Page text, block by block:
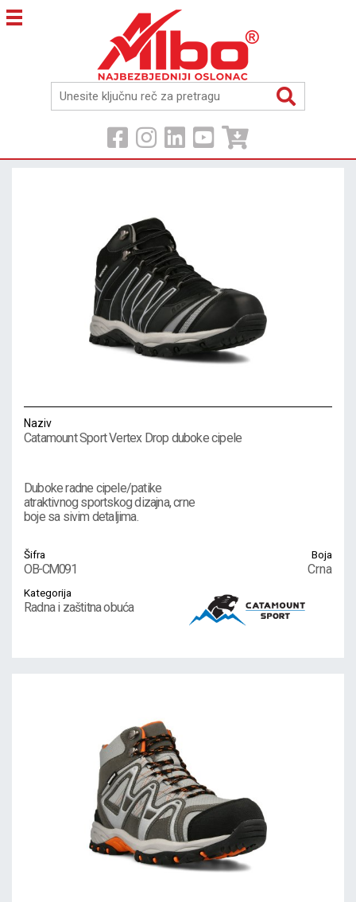
Naziv
Catamount Sport Vertex Drop duboke cipele
Duboke radne cipele/patike
atraktivnog sportskog dizajna, crne
boje sa sivim detaljima.
Šifra
OB-CM091
Boja
Crna
Kategorija
Radna i zaštitna obuća